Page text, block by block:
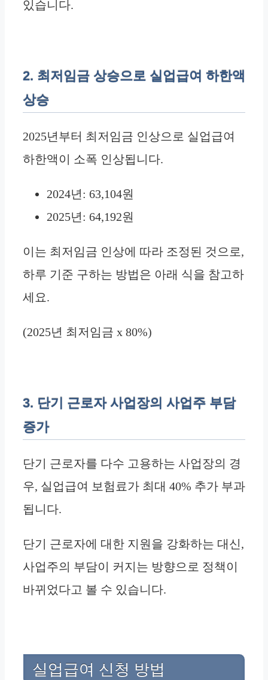
있습니다.
2. 최저임금 상승으로 실업급여 하한액
상승
2025년부터 최저임금 인상으로 실업급여
하한액이 소폭 인상됩니다.
2024년: 63,104원
2025년: 64,192원
이는 최저임금 인상에 따라 조정된 것으로,
하루 기준 구하는 방법은 아래 식을 참고하
세요.
(2025년 최저임금 x 80%)
3. 단기 근로자 사업장의 사업주 부담
증가
단기 근로자를 다수 고용하는 사업장의 경
우, 실업급여 보험료가 최대 40% 추가 부과
됩니다.
단기 근로자에 대한 지원을 강화하는 대신,
사업주의 부담이 커지는 방향으로 정책이
바뀌었다고 볼 수 있습니다.
실업급여 신청 방법